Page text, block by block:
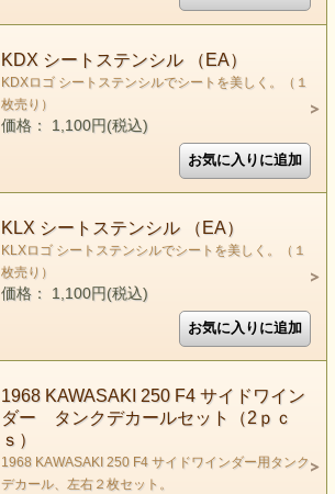
KDX シートステンシル （EA）
KDXロゴ シートステンシルでシートを美しく。（１
枚売り）
価格： 1,100円(税込)
KLX シートステンシル （EA）
KLXロゴ シートステンシルでシートを美しく。（１
枚売り）
価格： 1,100円(税込)
1968 KAWASAKI 250 F4 サイドワイン
ダー タンクデカールセット（2ｐｃ
ｓ）
1968 KAWASAKI 250 F4 サイドワインダー用タンク
デカール、左右２枚セット。